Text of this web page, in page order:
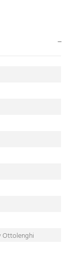
Ottolenghi